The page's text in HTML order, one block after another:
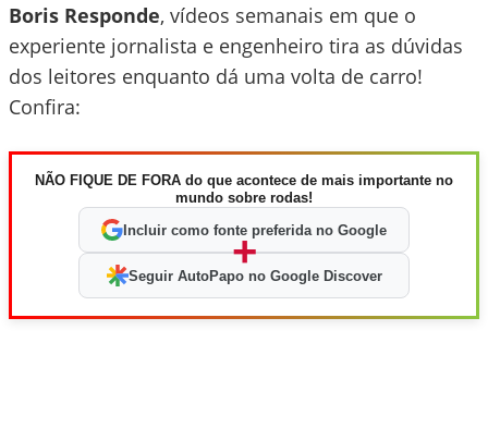
Boris Responde, vídeos semanais em que o
experiente jornalista e engenheiro tira as dúvidas
dos leitores enquanto dá uma volta de carro!
Confira:
NÃO FIQUE DE FORA do que acontece de mais importante no
mundo sobre rodas!
Incluir como fonte preferida no Google
+
Seguir AutoPapo no Google Discover